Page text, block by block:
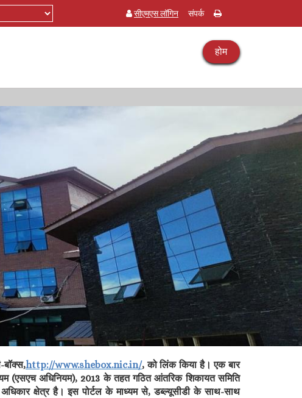
सीएमएस लॉगिन संपर्क
होम
बॉक्स,http://www.shebox.nic.in/, को लिंक किया है। एक बार
(एसएच अधिनियम), 2013 के तहत गठित आंतरिक शिकायत समिति
क्षेत्र है। इस पोर्टल के माध्यम से, डब्ल्यूसीडी के साथ-साथ